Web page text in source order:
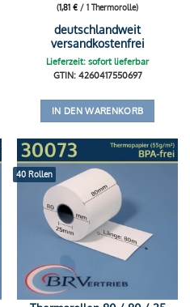
(1,81€ / 1 Thermorolle)
deutschlandweit
versandkostenfrei
Lieferzeit: sofort lieferbar
GTIN: 4260417550697
IN DEN WARENKORB
40 Rollen